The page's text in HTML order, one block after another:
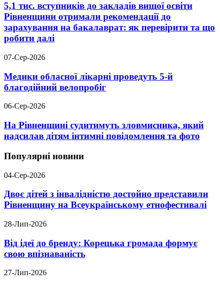
5,1 тис. вступників до закладів вищої освіти
Рівненщини отримали рекомендації до
зарахування на бакалаврат: як перевірити та що
робити далі
07-Сер-2026
Медики обласної лікарні проведуть 5-й
благодійний велопробіг
06-Сер-2026
На Рівненщині судитимуть зловмисника, який
надсилав дітям інтимні повідомлення та фото
Популярні новини
04-Сер-2026
Двоє дітей з інвалідністю достойно представили
Рівненщину на Всеукраїнському етнофестивалі
28-Лип-2026
Від ідеї до бренду: Корецька громада формує
свою впізнаваність
27-Лип-2026